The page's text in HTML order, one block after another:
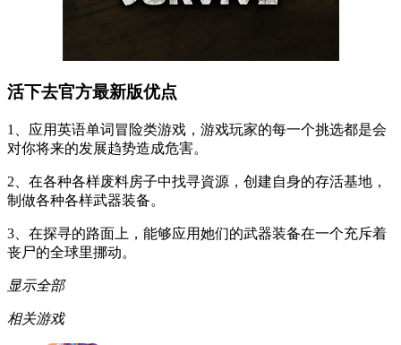
活下去官方最新版优点
1、应用英语单词冒险类游戏，游戏玩家的每一个挑选都是会
对你将来的发展趋势造成危害。
2、在各种各样废料房子中找寻資源，创建自身的存活基地，
制做各种各样武器装备。
3、在探寻的路面上，能够应用她们的武器装备在一个充斥着
丧尸的全球里挪动。
显示全部
相关游戏